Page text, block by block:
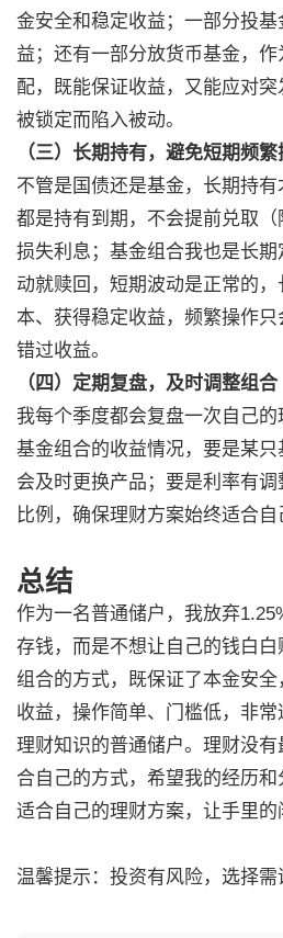
金安全和稳定收益；一部分投
益；还有一部分放货币基金，
配，既能保证收益，又能应对
被锁定而陷入被动。
（三）长期持有，避免短期频繁
不管是国债还是基金，长期持
都是持有到期，不会提前兑取
损失利息；基金组合我也是长
动就赎回，短期波动是正常的
本、获得稳定收益，频繁操作
错过收益。
（四）定期复盘，及时调整组合
我每个季度都会复盘一次自己
基金组合的收益情况，要是某
会及时更换产品；要是利率有
比例，确保理财方案始终适合自
总结
作为一名普通储户，我放弃
存钱，而是不想让自己的钱白
组合的方式，既保证了本金安
收益，操作简单、门槛低，非
理财知识的普通储户。理财没
合自己的方式，希望我的经历和
适合自己的理财方案，让手里的
温馨提示：投资有风险，选择需